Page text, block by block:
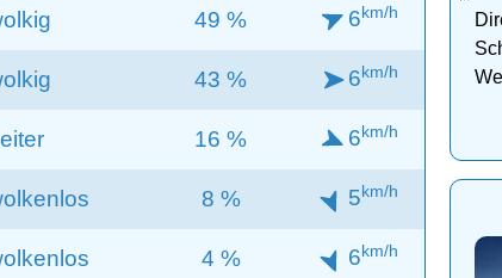
49 % 6km/h
43 % 6km/h
16 % 6km/h
8 % 5km/h
4 % 6km/h